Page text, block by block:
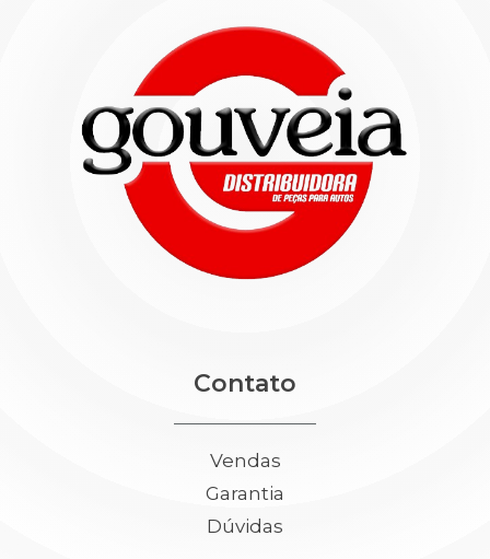
Contato
Vendas
Garantia
Dúvidas